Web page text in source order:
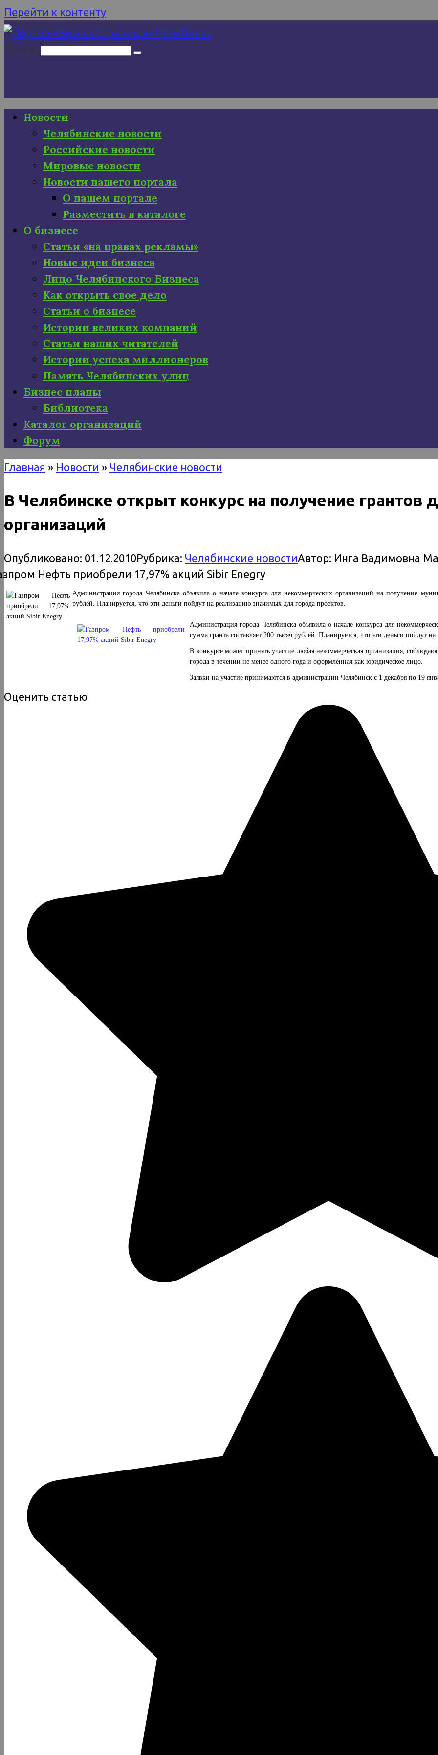
Перейти к контенту
Поиск:
Новости
Челябинские новости
Российские новости
Мировые новости
Новости нашего портала
О нашем портале
Разместить в каталоге
О бизнесе
Статьи «на правах рекламы»
Новые идеи бизнеса
Лицо Челябинского Бизнеса
Как открыть свое дело
Статьи о бизнесе
Истории великих компаний
Статьи наших читателей
Истории успеха миллионеров
Память Челябинских улиц
Бизнес планы
Библиотека
Каталог организаций
Форум
Главная » Новости » Челябинские новости
В Челябинске открыт конкурс на получение грантов
организаций
Опубликовано: 01.12.2010Рубрика: Челябинские новостиАвтор: Инга Вадимовна
Администрация города Челябинска объявила о начале конкурса для некоммерческих организаций на получение
рублей. Планируется, что эти деньги пойдут на реализацию значимых для города проектов.
Администрация города Челябинска объявила о начале конкурса для
сумма гранта составляет 200 тысяч рублей. Планируется, что эти деньги пойдут
В конкурсе может принять участие любая некоммерческая организация,
города в течении не менее одного года и оформленная как юридическое лицо.
Заявки на участие принимаются в администрации Челябинск с 1 декабря по 19
Оценить статью